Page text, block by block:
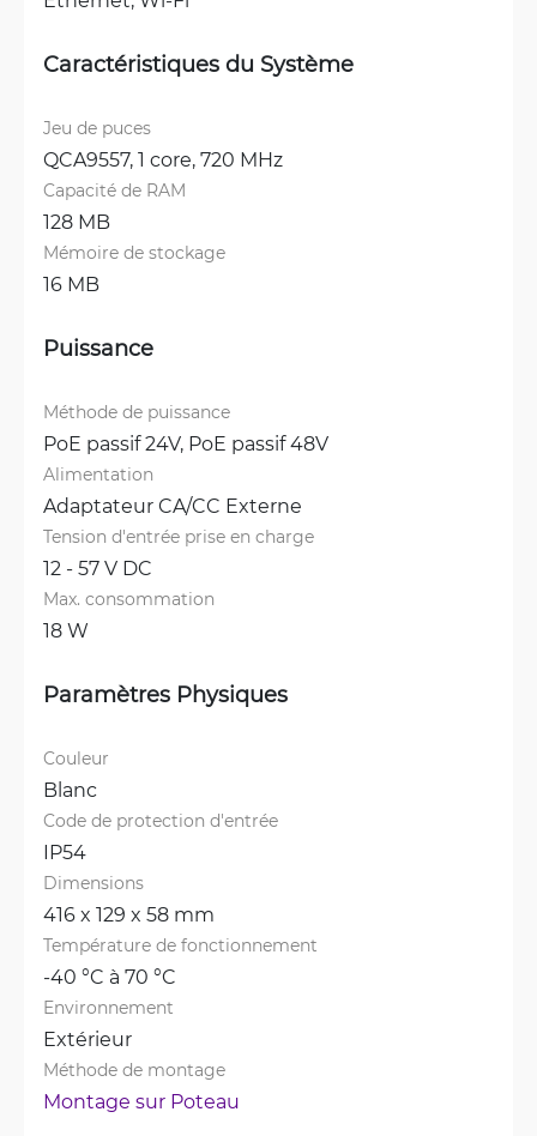
Caractéristiques du Système
Jeu de puces
QCA9557, 1 core, 720 MHz
Capacité de RAM
128 MB
Mémoire de stockage
16 MB
Puissance
Méthode de puissance
PoE passif 24V, PoE passif 48V
Alimentation
Adaptateur CA/CC Externe
Tension d'entrée prise en charge
12 - 57 V DC
Max. consommation
18 W
Paramètres Physiques
Couleur
Blanc
Code de protection d'entrée
IP54
Dimensions
416 x 129 x 58 mm
Température de fonctionnement
-40 °C à 70 °C
Environnement
Extérieur
Méthode de montage
Montage sur Poteau